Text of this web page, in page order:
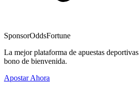
SponsorOddsFortune
La mejor plataforma de apuestas
bono de bienvenida.
Apostar Ahora